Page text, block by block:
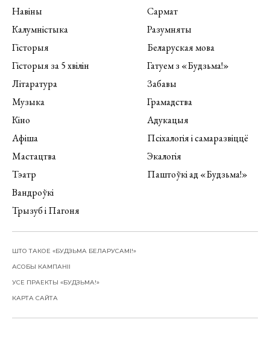
Навіны
Калумністыка
Гісторыя
Гісторыя за 5 хвілін
Літаратура
Музыка
Кіно
Афіша
Мастацтва
Тэатр
Вандроўкі
Трызуб і Пагоня
Сармат
Разумняты
Беларуская мова
Гатуем з «Будзьма!»
Забавы
Грамадства
Адукацыя
Псіхалогія і самаразвіццё
Экалогія
Паштоўкі ад «Будзьма!»
ШТО ТАКОЕ «БУДЗЬМА БЕЛАРУСАМІ!»
АСОБЫ КАМПАНІІ
УСЕ ПРАЕКТЫ «БУДЗЬМА!»
КАРТА САЙТА